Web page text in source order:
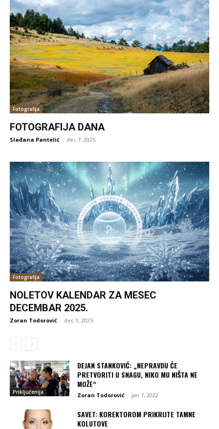
Fotografija
FOTOGRAFIJA DANA
Slađana Pantelić - dec 7, 2025
Fotografija
NOLETOV KALENDAR ZA MESEC
DECEMBAR 2025.
Zoran Todorović - dec 1, 2025
Priključenija
DEJAN STANKOVIĆ: „NEPRAVDU ĆE
PRETVORITI U SNAGU, NIKO MU NIŠTA NE
MOŽE“
Zoran Todorović - jan 7, 2022
SAVET: KOREKTOROM PRIKRIJTE TAMNE
KOLUTOVE